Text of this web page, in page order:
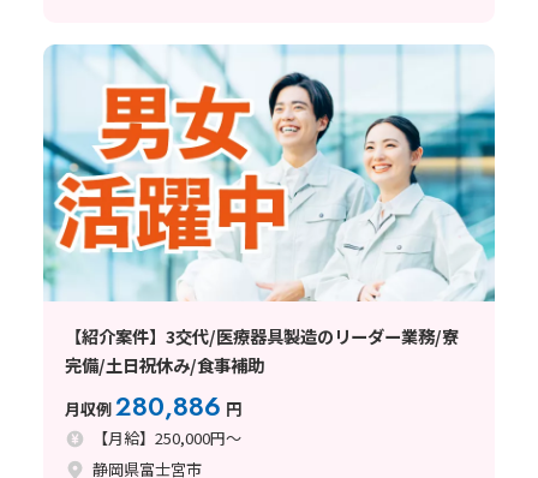
【紹介案件】3交代/医療器具製造のリーダー業務/寮
完備/土日祝休み/食事補助
月収例280,886 円
【月給】250,000円～
静岡県富士宮市